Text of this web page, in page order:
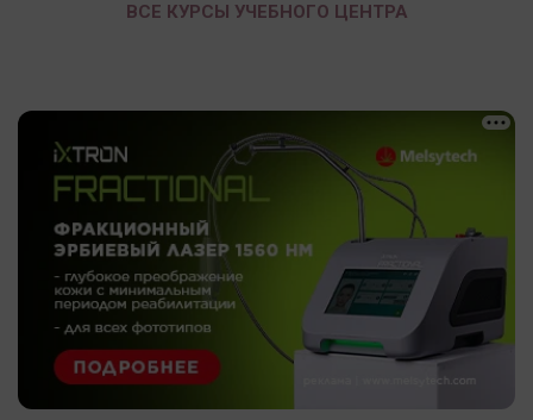
ВСЕ КУРСЫ УЧЕБНОГО ЦЕНТРА